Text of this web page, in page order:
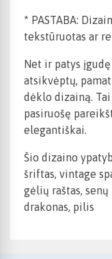
* PASTABA:
tekstūruotas ar
Net ir patys
atsikvėptų,
dėklo dizainą.
pasiruošę
elegantiškai.
Šio dizaino
šriftas, vintage
gėlių raštas,
drakonas, pilis